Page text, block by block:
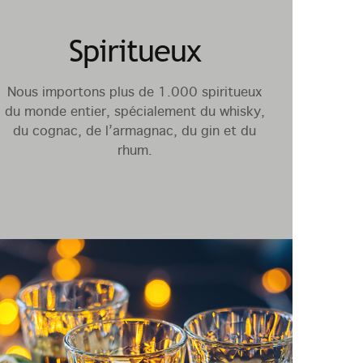
Spiritueux
Nous importons plus de 1.000 spiritueux
du monde entier, spécialement du whisky,
du cognac, de l’armagnac, du gin et du
rhum.